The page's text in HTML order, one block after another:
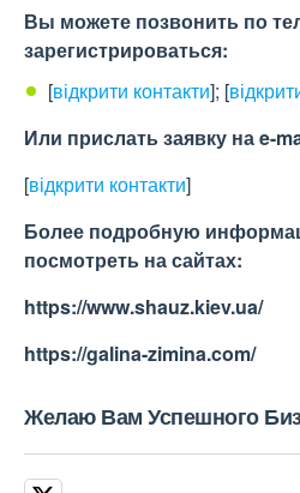
Вы можете позвонить по
зарегистрироваться:
[відкрити контакти]; [
Или прислать заявку на e-
[відкрити контакти]
Более подробную
посмотреть на сайтах:
https://www.shauz.kiev.ua/
https://galina-zimina.com/
Желаю Вам Успешного